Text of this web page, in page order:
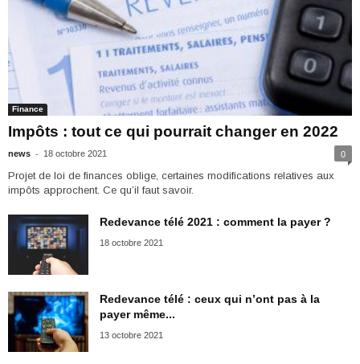
Finance
Impôts : tout ce qui pourrait changer en 2022
news - 18 octobre 2021 0
Projet de loi de finances oblige, certaines modifications relatives aux
impôts approchent. Ce qu’il faut savoir.
Redevance télé 2021 : comment la payer ?
18 octobre 2021
Redevance télé : ceux qui n’ont pas à la
payer même...
13 octobre 2021